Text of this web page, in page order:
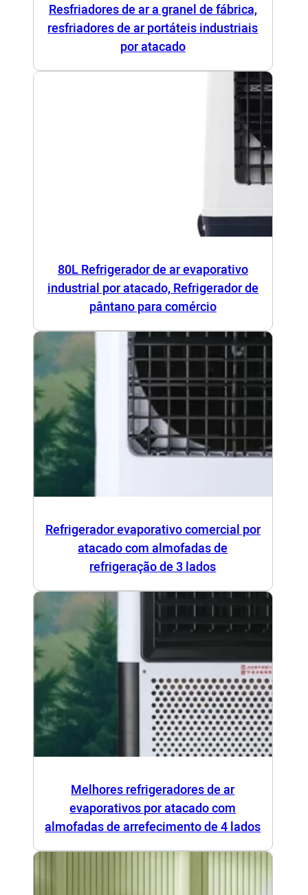
Resfriadores de ar a granel de fábrica,
resfriadores de ar portáteis industriais
por atacado
80L Refrigerador de ar evaporativo
industrial por atacado, Refrigerador de
pântano para comércio
Refrigerador evaporativo comercial por
atacado com almofadas de
refrigeração de 3 lados
Melhores refrigeradores de ar
evaporativos por atacado com
almofadas de arrefecimento de 4 lados